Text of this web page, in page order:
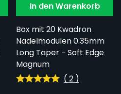
In den Warenkorb
Box mit 20 Kwadron
Nadelmodulen 0.35mm
Long Taper - Soft Edge
Magnum
( 2 )